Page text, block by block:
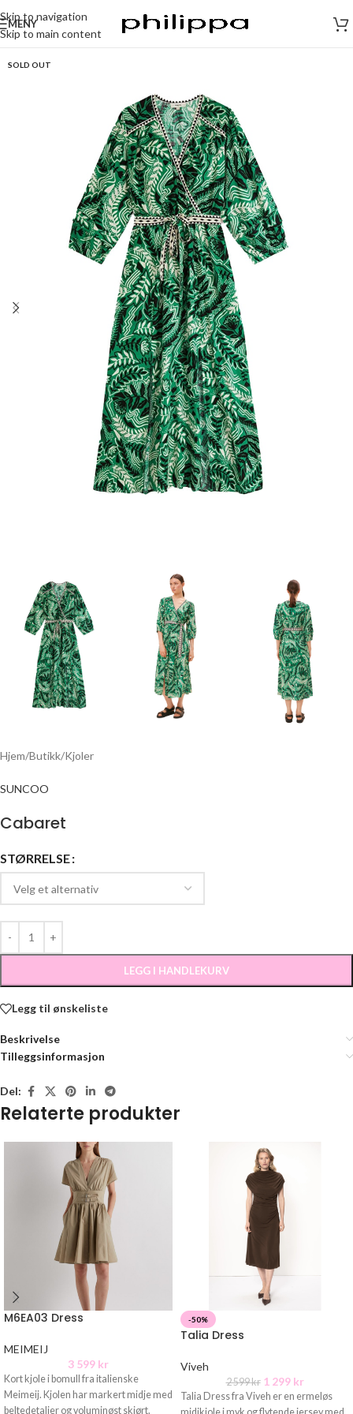
Skip to navigation
Skip to main content
MENY
SOLD OUT
Hjem/Butikk/Kjoler
SUNCOO
Cabaret
STØRRELSE
LEGG I HANDLEKURV
Legg til ønskeliste
Beskrivelse
Tilleggsinformasjon
Del:
Relaterte produkter
M6EA03 Dress
MEIMEIJ
3 599 kr
Kort kjole i bomull fra italienske
Meimeij. Kjolen har markert midje med
beltedetaljer og voluminøst skjørt.
-50%
Talia Dress
Viveh
2 599kr 1 299 kr
Talia Dress fra Viveh er en ermeløs